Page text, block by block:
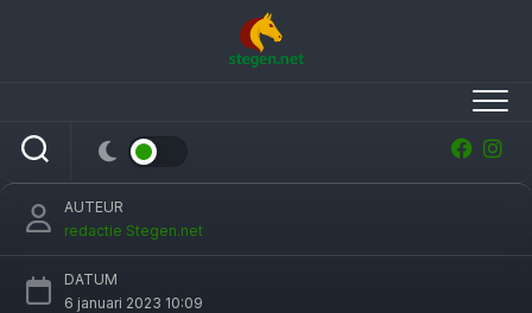
Charlotte Fry en Dark Legend winnen Grand
Prix op CDI Exloo
AUTEUR
redactie Stegen.net
DATUM
6 januari 2023 10:09